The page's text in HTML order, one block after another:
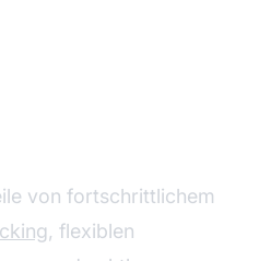
von fortschrittlichem
, flexiblen